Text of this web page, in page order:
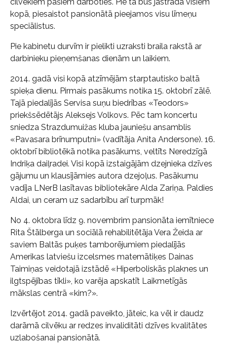
kopā, piesaistot pansionātā pieejamos visu līmeņu
speciālistus.
Pie kabinetu durvīm ir pielikti uzraksti braila rakstā ar
darbinieku pieņemšanas dienām un laikiem.
2014. gadā visi kopā atzīmējām starptautisko baltā
spieķa dienu. Pirmais pasākums notika 15. oktobrī zālē.
Tajā piedalījās Servisa suņu biedrības «Teodors»
priekšsēdētājs Aleksejs Volkovs. Pēc tam koncertu
sniedza Strazdumuižas kluba jauniešu ansamblis
«Pavasara brīnumputni» (vadītāja Anita Andersone). 16.
oktobrī bibliotēkā notika pasākums, veltīts Neredzīgā
Indriķa daiļradei. Visi kopā izstaigājām dzejnieka dzīves
gājumu un klausījāmies autora dzejoļus. Pasākumu
vadīja LNerB lasītavas bibliotekāre Alda Zariņa. Paldies
Aldai, un ceram uz sadarbību arī turpmāk!
No 4. oktobra līdz 9. novembrim pansionāta iemītniece
Rita Štālberga un sociālā rehabilitētāja Vera Žeida ar
saviem Baltās puķes tamborējumiem piedalījās
Amerikas latviešu izcelsmes matemātiķes Dainas
Taimiņas veidotajā izstādē «Hiperboliskās plaknes un
ilgtspējības tīkli», ko varēja apskatīt Laikmetīgās
mākslas centrā «kim?».
Izvērtējot 2014. gadā paveikto, jāteic, ka vēl ir daudz
darāmā cilvēku ar redzes invaliditāti dzīves kvalitātes
uzlabošanai pansionātā.